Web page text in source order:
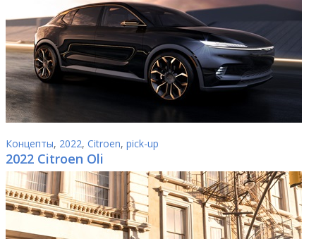
Концепты, 2022, Citroen, pick-up
2022 Citroen Oli